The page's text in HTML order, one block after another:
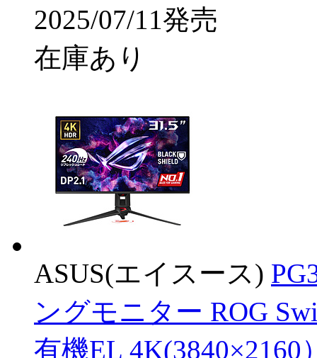
2025/07/11発売
在庫あり
ASUS(エイスース)
ングモニター ROG
有機EL 4K(3840×2160